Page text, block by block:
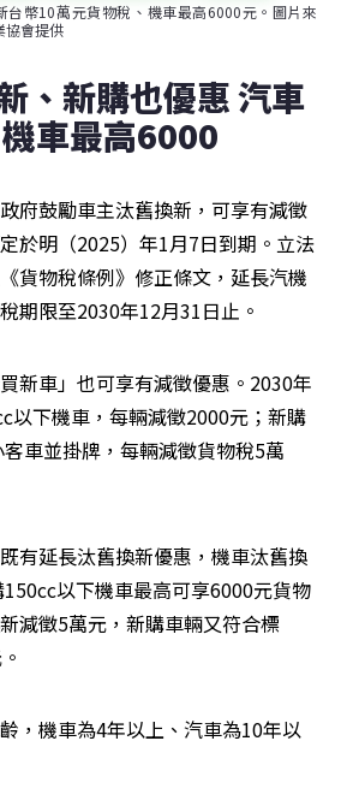
台幣10萬元貨物稅、機車最高6000元。圖片來
協會提供
、新購也優惠 汽車
車最高6000
府鼓勵車主汰舊換新，可享有減徵
於明（2025）年1月7日到期。立法
貨物稅條例》修正條文，延長汽機
期限至2030年12月31日止。
新車」也可享有減徵優惠。2030年
以下機車，每輛減徵2000元；新購
車並掛牌，每輛減徵貨物稅5萬
有延長汰舊換新優惠，機車汰舊換
以下機車最高可享6000元貨物
減徵5萬元，新購車輛又符合標
，機車為4年以上、汽車為10年以